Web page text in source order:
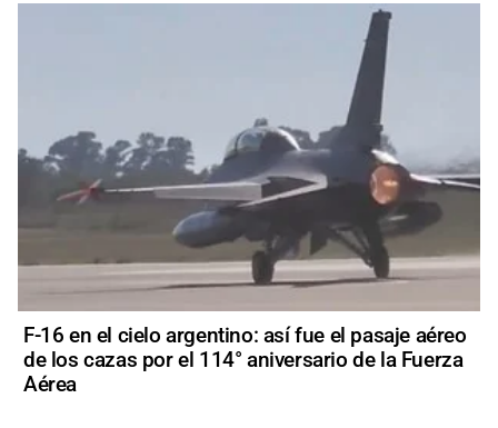
F-16 en el cielo argentino: así fue el pasaje aéreo
de los cazas por el 114° aniversario de la Fuerza
Aérea